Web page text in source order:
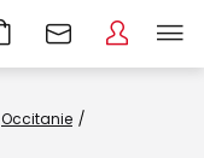
Occitanie